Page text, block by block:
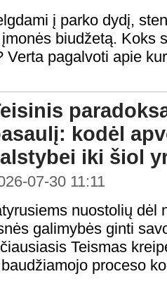
į parko dydį,
biudžetą. Koks
Verta pagalvoti apie
kodėl
iki šiol
07-30 11:11
nuostolių dėl
galimybės ginti
Teismas
proceso